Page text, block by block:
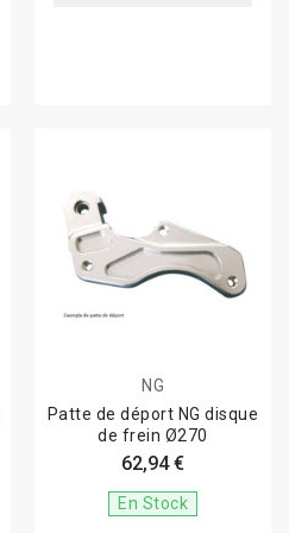
NG
Patte de déport NG disque
de frein Ø270
62,94 €
En Stock